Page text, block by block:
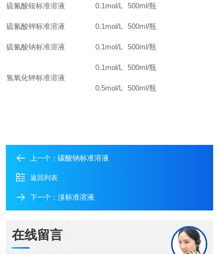
硫氰酸铵标准溶液 0.1mol/L 500ml/瓶
硫氰酸钾标准溶液 0.1mol/L 500ml/瓶
硫氰酸钠标准溶液 0.1mol/L 500ml/瓶
氢氧化钾标准溶液
0.1mol/L 500ml/瓶
0.5mol/L 500ml/瓶
上一个： 碳酸钠标准溶液
返回列表
下一个： 溴标准溶液
在线留言